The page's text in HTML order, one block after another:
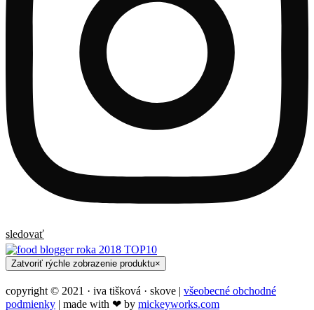
sledovať
Zatvoriť rýchle zobrazenie produktu×
copyright © 2021 · iva tišková · skove | všeobecné obchodné
podmienky | made with ❤︎ by mickeyworks.com